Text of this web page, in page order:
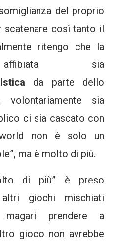
del proprio
scatenare così tanto il
ritengo che la
sia
da parte dello
sia
ci sia cascato con
non è solo un
ma è molto di più.
di più” è preso
giochi mischiati
prendere a
gioco non avrebbe